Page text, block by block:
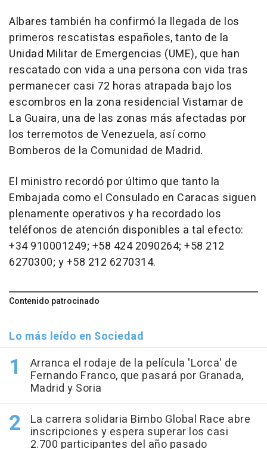
Albares también ha confirmó la llegada de los
primeros rescatistas españoles, tanto de la
Unidad Militar de Emergencias (UME), que han
rescatado con vida a una persona con vida tras
permanecer casi 72 horas atrapada bajo los
escombros en la zona residencial Vistamar de
La Guaira, una de las zonas más afectadas por
los terremotos de Venezuela, así como
Bomberos de la Comunidad de Madrid.
El ministro recordó por último que tanto la
Embajada como el Consulado en Caracas siguen
plenamente operativos y ha recordado los
teléfonos de atención disponibles a tal efecto:
+34 910001249; +58 424 2090264; +58 212
6270300; y +58 212 6270314.
Contenido patrocinado
Lo más leído en Sociedad
Arranca el rodaje de la película 'Lorca' de
Fernando Franco, que pasará por Granada,
Madrid y Soria
La carrera solidaria Bimbo Global Race abre
inscripciones y espera superar los casi
2.700 participantes del año pasado